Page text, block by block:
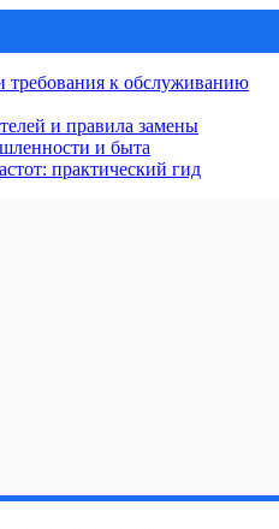
к обслуживанию
и правила замены
и быта
практический гид